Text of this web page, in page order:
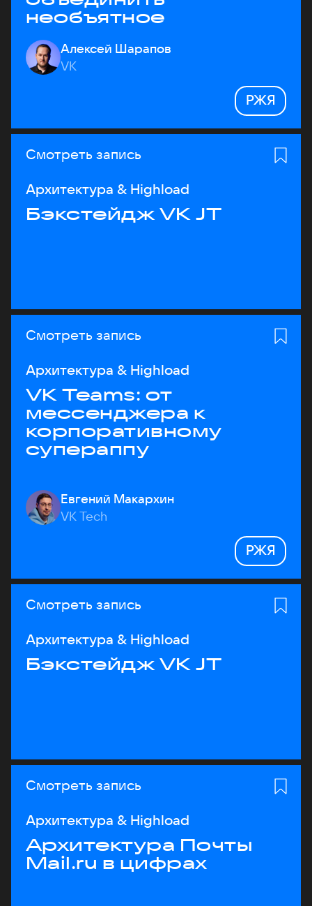
необъятное
Алексей Шарапов
VK
РЖЯ
Смотреть запись
Архитектура & Highload
Бэкстейдж VK JT
Смотреть запись
Архитектура & Highload
VK Teams: от
мессенджера к
корпоративному
супераппу
Евгений Макархин
VK Tech
РЖЯ
Смотреть запись
Архитектура & Highload
Бэкстейдж VK JT
Смотреть запись
Архитектура & Highload
Архитектура Почты
Mail.ru в цифрах